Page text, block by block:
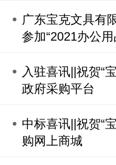
广东宝克文具有
参加“2021办公
入驻喜讯||祝贺“
政府采购平台
中标喜讯||祝贺“
购网上商城